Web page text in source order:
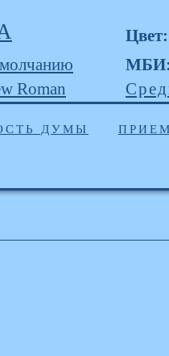
Цвет:
Roman
МБИ:
ДУМЫ